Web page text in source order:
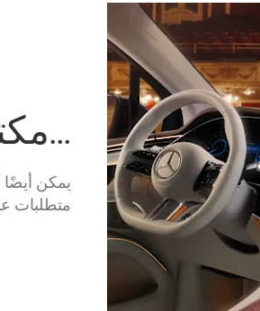
يمكن
متطلبات